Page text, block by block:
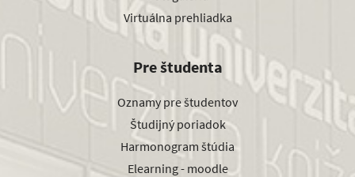
Virtuálna prehliadka
Pre študenta
Oznamy pre študentov
Študijný poriadok
Harmonogram štúdia
Elearning - moodle